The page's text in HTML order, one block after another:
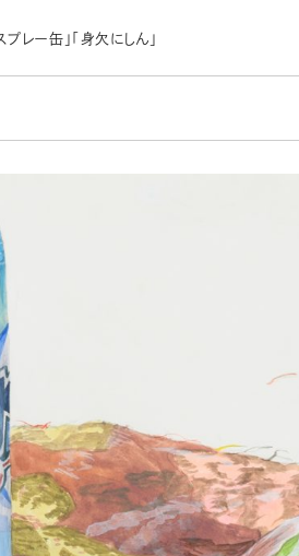
レー缶」「身欠にしん」